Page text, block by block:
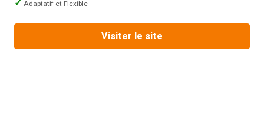
Adaptatif et Flexible
Visiter le site